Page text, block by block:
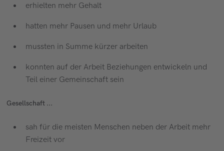
erhielten mehr Gehalt
hatten mehr Pausen und mehr Urlaub
mussten in Summe kürzer arbeiten
konnten auf der Arbeit Beziehungen entwickeln und
Teil einer Gemeinschaft sein
Gesellschaft ...
sah für die meisten Menschen neben der Arbeit mehr
Freizeit vor